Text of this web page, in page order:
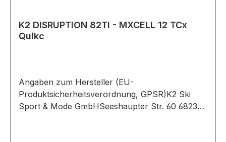
K2 DISRUPTION 82TI - MXCELL 12 TCx
Quikc
Angaben zum Hersteller (EU-
Produktsicherheitsverordnung, GPSR)K2 Ski
Sport & Mode GmbHSeeshaupter Str. 60 682377